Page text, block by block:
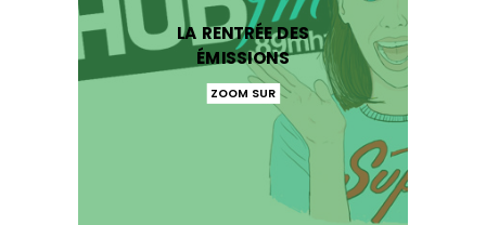
LA RENTRÉE DES
ÉMISSIONS
ZOOM SUR